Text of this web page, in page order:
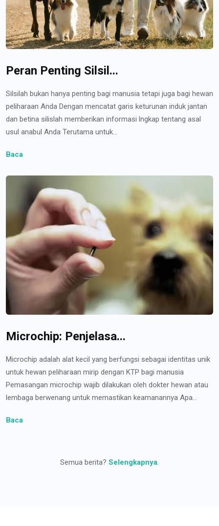
Peran Penting Silsil...
Silsilah bukan hanya penting bagi manusia tetapi juga bagi hewan
peliharaan Anda Dengan mencatat garis keturunan induk jantan
dan betina silislah memberikan informasi lngkap tentang asal
usul anabul Anda Terutama untuk...
Baca
Microchip: Penjelasa...
Microchip adalah alat kecil yang berfungsi sebagai identitas unik
untuk hewan peliharaan mirip dengan KTP bagi manusia
Pemasangan microchip wajib dilakukan oleh dokter hewan atau
lembaga berwenang untuk memastikan keamanannya Apa...
Baca
Semua berita? Selengkapnya